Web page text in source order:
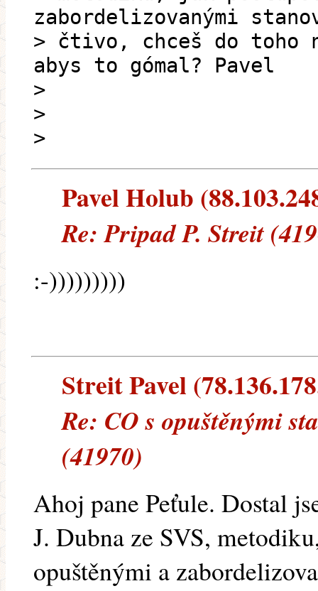
zabordelizovanými
> čtivo, chceš do toho
abys to gómal? Pavel
>
>
>
Pavel Holub
Re: Pripad P. Streit
:-)))))))))
Streit Pavel
Re: CO s opuštěnými
(41970)
Ahoj pane Peťule. Dostal
J. Dubna ze SVS,
opuštěnými a